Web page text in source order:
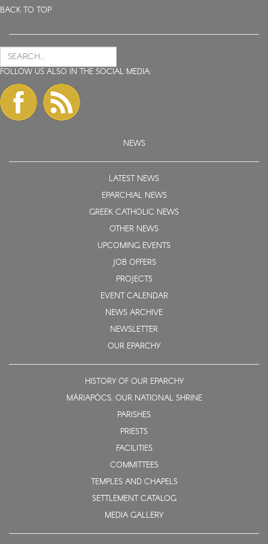
BACK TO TOP
FOLLOW US ALSO IN THE SOCIAL MEDIA:
NEWS
LATEST NEWS
EPARCHIAL NEWS
GREEK CATHOLIC NEWS
OTHER NEWS
UPCOMING EVENTS
JOB OFFERS
PROJECTS
EVENT CALENDAR
NEWS ARCHIVE
NEWSLETTER
OUR EPARCHY
HISTORY OF OUR EPARCHY
MÁRIAPÓCS, OUR NATIONAL SHRINE
PARISHES
PRIESTS
FACILITIES
COMMITTEES
TEMPLES AND CHAPELS
SETTLEMENT CATALOG
MEDIA GALLERY